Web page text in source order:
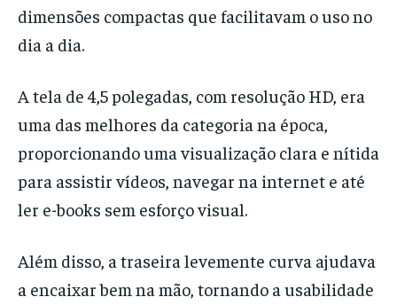
dimensões compactas que facilitavam o uso no
dia a dia.
A tela de 4,5 polegadas, com resolução HD, era
uma das melhores da categoria na época,
proporcionando uma visualização clara e nítida
para assistir vídeos, navegar na internet e até
ler e-books sem esforço visual.
Além disso, a traseira levemente curva ajudava
a encaixar bem na mão, tornando a usabilidade